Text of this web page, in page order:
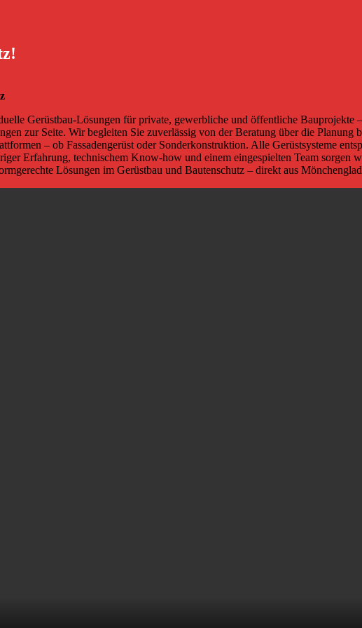
Gerüstbau-Lösungen für private, gewerbliche und öffentliche Bauprojekte
zur Seite. Wir begleiten Sie zuverlässig von der Beratung über die Planung
– ob Fassadengerüst oder Sonderkonstruktion. Alle Gerüstsysteme
Erfahrung, technischem Know-how und einem eingespielten Team sorgen
Lösungen im Gerüstbau und Bautenschutz – direkt aus